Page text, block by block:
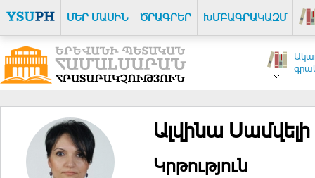
ՄԵՐ ՄԱՍԻՆ ԾՐԱԳՐԵՐ ԽՄԲԱԳՐԱԿԱԶՄ
Ալվինա
Կրթություն